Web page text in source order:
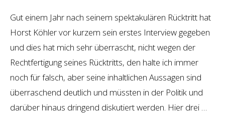
Gut einem Jahr nach seinem spektakulären Rücktritt hat
Horst Köhler vor kurzem sein erstes Interview gegeben
und dies hat mich sehr überrascht, nicht wegen der
Rechtfertigung seines Rücktritts, den halte ich immer
noch für falsch, aber seine inhaltlichen Aussagen sind
überraschend deutlich und müssten in der Politik und
darüber hinaus dringend diskutiert werden. Hier drei …